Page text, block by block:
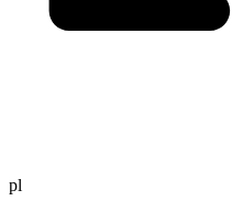
pl